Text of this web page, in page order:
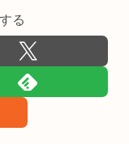
る